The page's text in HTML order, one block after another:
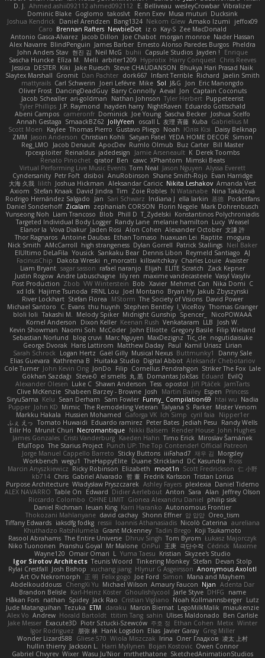
D. J. Ahmed.ashii092112 ahmed092112 E. Belliveau wesleyCrowbar Vibralizer
Dominic Blake Goglomo takoslvt Renn Exev Musa muturi Ducksink
Joshua Kendrick
Daniel Arendzen Bang1324 Nekom Glew Amako Izumi
jeffox09
Caro Brennan Rafters NewbieDot iz o Kay-S Zee MacDonald
Antonio Gasca-Alvarez Jacob Dillon Joe Chabot morgan monroe Nader Hassan
Alex Navarre BlindPenguin James Barber Ernesto Alonso Paredes Burgos Pheldra
John Anders Stav 현진 김 Neil McG buhii Capsule Studios Jayden !
Enrique
Sascha Huncke Elīza M. Melli arbiter1209 Hyprotix Harry Conquest Chris Reeves
Jessica DESTER Kiki Jake Ruesch Steve CHAUDANSON Bhukya Hari Prasad Naik
Slaytex Marshall Gromit Dan Pachter dork667 Infant Terrible Richard Jaelin Smith
mattyrails Carl Schwerin Joeri Lefévre Mike Sol J&G Jon Eric Manongdo
Oliver Frost DancingDeadGuy Barry Connolly Aeval Jon Captain Coconuts
Jacob Schealler ari-goldman Nathan Johnson Tyler Herbert Puppeteerist
Tyler Phillips J.P. Raymond hayden harry NightRaven Eduardo Gottschald
Abeni Campos cameronfr Dominick Joe Young Sascha Becker Joshua Scelfo
Annah Gestaga SmaackBZ62 JollyYeen oscall L 友理 斉藤 Kuba Gabrielius M
Scott Moen
Kaylee Thomas Pierro Gustavo Pliego Noah Юлія Кізі
Daisy Belknap
ZMM Jason Anderson Christian Kohli Satyan Patel YEDA HOME DECOR Simon
Reg_LMO
Jacob Denault ApocDev Rumlo Olmub Buz Carter Bill Master
rpcexploiter Reinaldus jadedesign Jamie Arseneault K Derek Toombs
Renato Pinochet qrator Ben cawc XPhantom Mimski Beats
Virtual Performing Live Music Events Tom Neal Jason Nguyen Alyssa Everett
Cyndersanity Petr Fořt disiboi AnuRobinson Shane Smith-Rojo Evan Harridge
大海 久我 lilith Joshua Hickman Aleksandar Caricic Nikita Leshakov Amanda Vest
Axiom
Stefan Knaak David Jindra Tim Zoie Robles N Watanabe Nina Takáčová
Rodrigo Hernández Salgado
Jan Sari Schwarz Indiana J ella larkin 基德 Pocketfans
Daniel Sonderhoff Zicalam zephaniah CORSON Florin Negele Mark Dohrenbusch
Yunseong Noh Liam Trancoso Blob Phill D T_Zydelski Konstantinos Polychroniadis
Targeted Individual Body Logger Randy Lane melanie hamilton Lucy Weasel
Elanor la Vova Diakur Jaden Rosi Alon Cohen Alexander October 文謙 許
Thor Ragnaros Antoine Daubas Ethan Tomaso huaxuan Lei Raptite mogura
Nick Smith AMcCarroll high strangeness Dylan Gorrell Patrick Stallings Neil Baker
ElUltimo DeLaFila Yousick Sankaku Bear Dennis Libon Reymeld Santiago AJ
FacinusChip
Dakota Wreski n_morcatti killswitchkay Charles Louie Avaister
Liam Bryant sagar sasson rafael naranjo Elijah ELITE Scratch
Zack Kepner
Justin Rogow Andre Labuschagne lily ren maxime vandecasteele Vasyl Vasyliv
Post Production Zbob VW Winterstein Bob Xavier Mehmet Can Nika Domi C
xd Idk Hajime Tsunoda FRNL Lou Joel Montano Bryan Hy Jakub Zbyszynski
River Lockhart Stefan Florea MStorm The Society of Visions David Power
Michael Santoro
C. Evans thu huynh Stephen Bentley I_ViceRoy Thomas Granger
bloli loli Takashi M. Melody Spiker Midnight Gunship Spencer_
NicoPOWAAA
Kornel Anderson
Dixon Keller Keenan Rush Venkataram LLB
Josh W.
Kevin Showman Naomi Soh McCoder John Elliotte Gregory Basile Filip Wieland
Sebastian Norlund
blog cruvi Marc Nguyen MaxDezignz Tic_cle nogutidaisuke
George Dvorak Haris Lattirom Matthew Daday Paul Kamil Uriasz Lirian
Sarah Schrock
Logan Hertz Gaël Gilly Musical Nexus Buttmunky1
Danny Sale
Elias Guevara Kathreena B Huitaka Studio Digital Abbot Aleksandr Chebotariov
Cole Turner John Kevin Ong JonDo Filip Cornellus Pendrahgon Striker The Fox Lale
Gökhan Sazdağı
Steve-0 el smells 丸 黒 Domantas Jokšas Eduard
EvilQ
Alexander Olesen Luke C Shawn Anderson Tess opostol Jiří Ptáček JamTarts
Clive McKenzie Shabeen Barzey - Browne Josh Martin Bailey Espen Princess
SiryuSama Kelu Sean Derham Sam Fowler Funny_ Compilation69 htai wu Nadia
Pupper John KD Mimic The Remodeling Veteran Talyana S Parker Mister Venom
Markku Hakala
Hussien Mohamed Gaforga VK Ich Simp cyril faia
Nipper1er
ふぇ えっ Tomato Huwaidi Eduardo ramirez Peter Bates Jediah Pesu
Randy Wells
Eilir Ho Mrunit Churi Necromantique Nikki Balsem Render House John Hughes
James Gonzales Cristi Vanderburg Kaeden Hahn Timo Erick Miroslav Šamánek
EfulTopo The Starius Project Punch UP: The Top Contender! Official Patreon
Jorge Manuel Cappello Barreto Sticky Buttons iiiFahad7 재우 김 Morgsley
Workbench wegu1 TheHappyElite Duane Strickland DC Kasundra Ross
Marcin Anyszkiewicz Ricky Robinson Elizabeth moot1n Scott Fredrickson 仁 小野
kb714 Chris Gabriel Alvarado 哲 董 Fredrik Karlsson Tristan Lorius
Purpose Architecture Władysław Pryszczarek Ashley Fayers plexlexia Daniel Tidemo
ALEX NAVARRO Table On Edward Didier Aerlebout Anton Sara Alan Jeffrey Olson
Riccardo Colombo OHNE LIMIT Gionea Alexandru Daniel philip sisk
Daniel Richman Ieuan King Karri Haranko Autonomous Frontier
Thokozani Mahlanyane david cachay Shonn Effner 얍 얍얍 Oreo_tism
Tiffany Edwards iaksdfg fodkg ressii Ioannis Athanasiadis Nicolò Caterina aureliana
Khuthadzo Ratshilumela Grant Mckenney Tadin Brego Koji Tsukamoto
Rasool Abrahams The Entire Universe Dhruv Singh Tom Byrom Łukasz Majorczyk
Niko Tuononen Pranshu Goyal Mr Malone OnPui 王庚 극단수작 Cédrick Maxime
Wayne120 Omair Omari L Yuma Taesu Kristian Skyzee's Studio
Igor Sirotov Architects Teunis Woord Tinkering Monkey Stefan Devan Stolp
Rylai Crestfall Josh Bishop xuchang jiang Hlynur G Asgeirsson Anonymous Axolotl
Art Ov Nekromorph
正 明 Felix gogo Joe Ford Simon
Mana and Mayhem
Abdelkouddouss ChengXi Yu Michael Wilson Amaury Faucon Njan Adenta Dar
Brandon Belisle Karl-Heinz Köster Ghoulishlycool Jarle Styve DHFG
name
Håkan Fors nathan Spidey Jack Rao Cristian Vigliano Noah Kollmannsberger Lutz
Jude Matanguihan Tezuka ETM daraku Marcin Biernat LegoMilkMalik miaukenzie
Alex Vo Andrew Horald Bartoldt ttitim Tang sahin Ulises Maldonado Ben Carlisle
Jake Messer Exacute3D Piotr Sztucki-Szewców 주호 정 Ethan Cohen Metix Winter
Igor Rodriguez
朋弥 林 Hank Logsdon Elias Javier Garay Greg Miller
Wonder Lizard588
Gliese 570 Wiola Miszczak Irina Олег Гладков 凌太 上村
hullin thierry Jackson L. Harri Myllynen Bojan Kostovic Owen Connor
Gabriel Chvyrev Wixer Wasu Ju'Nior mrthethatone SketchedAnimationStudios